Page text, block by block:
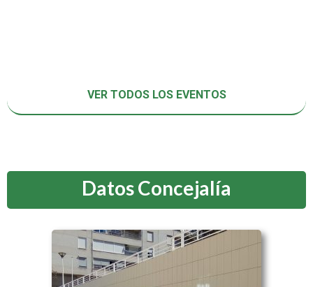
VER TODOS LOS EVENTOS
Datos Concejalía